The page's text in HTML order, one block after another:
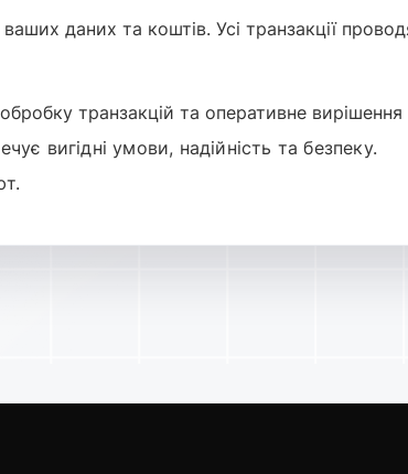
даних та коштів. Усі транзакції
транзакцій та оперативне вирішення
вигідні умови, надійність та безпеку.